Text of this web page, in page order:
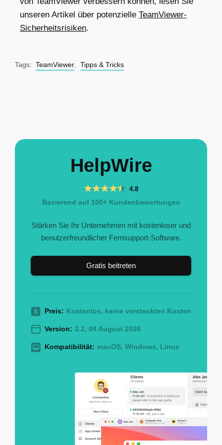
unseren Artikel über potenzielle TeamViewer-
Sicherheitsrisiken.
Tags: TeamViewer Tipps & Tricks
HelpWire
4.8
Basierend auf 100+ Kundenbewertungen
Stärken Sie Ihr Unternehmen mit kostenloser und
benutzerfreundlicher Fernsupport-Software.
Gratis beitreten
Preis: Kostenlos, keine versteckten Kosten
Version: 2.2, 04 August 2026
Kompatibilität: macOS, Windows, Linux